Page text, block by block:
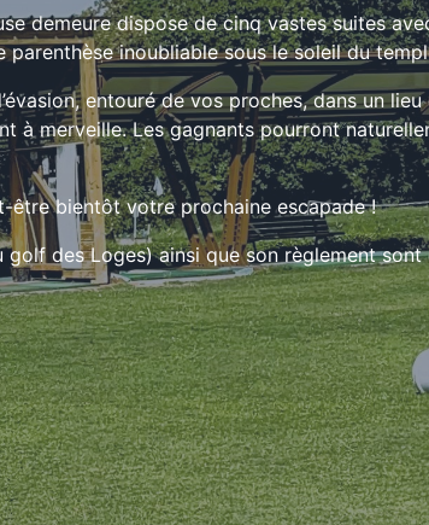
demeure dispose de cinq vastes suites
inoubliable sous le soleil du
entouré de vos proches, dans un lieu
à merveille. Les gagnants pourront
être bientôt votre prochaine escapade !
des Loges) ainsi que son règlement